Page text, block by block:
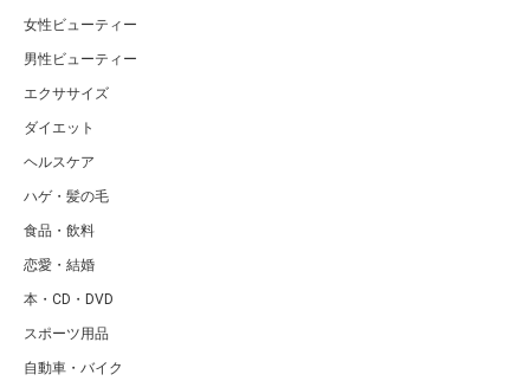
女性ビューティー
男性ビューティー
エクササイズ
ダイエット
ヘルスケア
ハゲ・髪の毛
食品・飲料
恋愛・結婚
本・CD・DVD
スポーツ用品
自動車・バイク